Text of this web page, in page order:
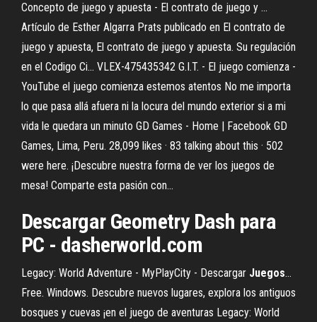
Concepto de juego y apuesta - El contrato de juego y ...
Artículo de Esther Algarra Prats publicado en El contrato de
juego y apuesta, El contrato de juego y apuesta. Su regulación
en el Codigo Ci... VLEX-475435342 G.I.T. - El juego comienza -
YouTube el juego comienza estemos atentos No me importa
lo que pasa allá afuera ni la locura del mundo exterior si a mi
vida le quedara un minuto GD Games - Home | Facebook GD
Games, Lima, Peru. 28,099 likes · 83 talking about this · 502
were here. ¡Descubre nuestra forma de ver los juegos de
mesa! Comparte esta pasión con...
Descargar Geometry Dash para
PC - dasherworld.com
Legacy: World Adventure - MyPlayCity - Descargar Juegos…
Free. Windows. Descubre nuevos lugares, explora los antiguos
bosques y cuevas ¡en el juego de aventuras Legacy: World